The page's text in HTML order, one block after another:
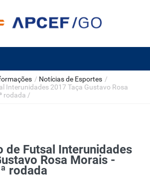
/ Notícias de Esportes /
Interunidades 2017 Taça Gustavo Rosa
rodada /
de Futsal Interunidades
Rosa Morais -
rodada